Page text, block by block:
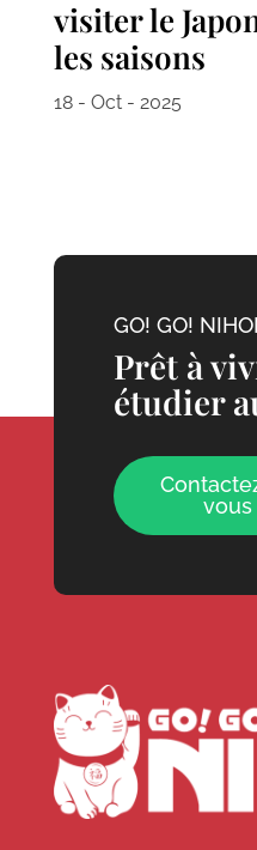
visiter le
les saisons
18 - Oct - 2025
GO! GO!
Prêt à
étudier